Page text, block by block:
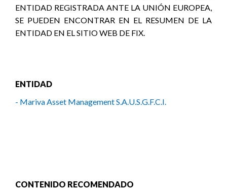
ENTIDAD REGISTRADA ANTE LA UNIÓN EUROPEA,
SE PUEDEN ENCONTRAR EN EL RESUMEN DE LA
ENTIDAD EN EL SITIO WEB DE FIX.
ENTIDAD
- Mariva Asset Management S.A.U.S.G.F.C.I.
CONTENIDO RECOMENDADO